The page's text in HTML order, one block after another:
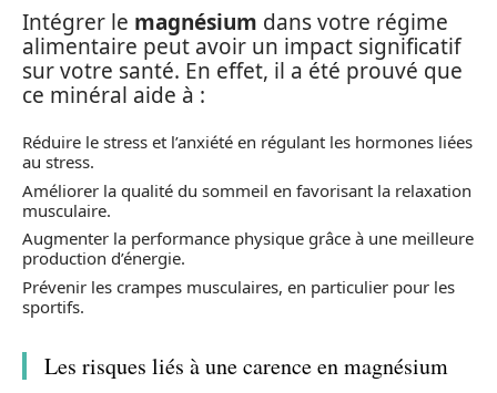
Intégrer le magnésium dans votre régime
alimentaire peut avoir un impact significatif
sur votre santé. En effet, il a été prouvé que
ce minéral aide à :
Réduire le stress et l’anxiété en régulant les hormones liées
au stress.
Améliorer la qualité du sommeil en favorisant la relaxation
musculaire.
Augmenter la performance physique grâce à une meilleure
production d’énergie.
Prévenir les crampes musculaires, en particulier pour les
sportifs.
Les risques liés à une carence en magnésium